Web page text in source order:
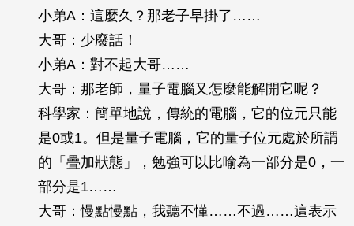
小弟A：這麼久？那老子早掛了……
大哥：少廢話！
小弟A：對不起大哥……
大哥：那老師，量子電腦又怎麼能解開它呢？
科學家：簡單地說，傳統的電腦，它的位元只能
是0或1。但是量子電腦，它的量子位元處於所謂
的「疊加狀態」，勉強可以比喻為一部分是0，一
部分是1……
大哥：慢點慢點，我聽不懂……不過……這表示